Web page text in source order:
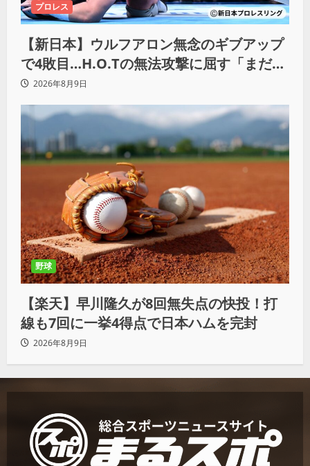
プロレス
【新日本】ウルフアロン無念のギブアップ
で4敗目…H.O.Tの無法攻撃に屈す「まだま
だ俺自身の力はこんなもんだなって」
2026年8月9日
野球
【楽天】早川隆久が8回無失点の快投！打
線も7回に一挙4得点で日本ハムを完封
2026年8月9日